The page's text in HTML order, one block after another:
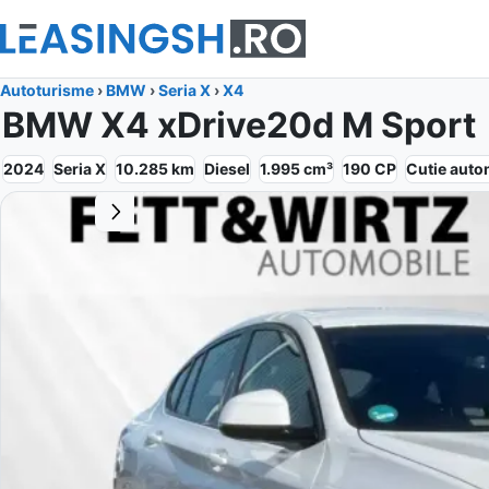
Autoturisme ›BMW ›Seria X ›X4
BMW X4 xDrive20d M Sport
2024 Seria X 10.285km Diesel 1.995cm³ 190 CP Cutie